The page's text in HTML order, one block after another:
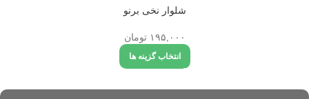
شلوار نخی برنو
۱۹۵,۰۰۰ تومان
انتخاب گزینه ها